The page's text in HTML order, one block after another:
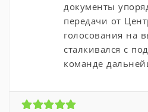
документы
передачи от
голосования на
сталкивался с
команде